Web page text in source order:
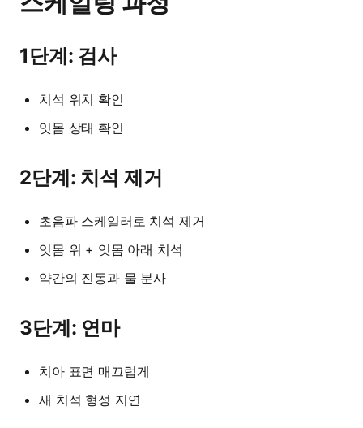
1단계: 검사
치석 위치 확인
잇몸 상태 확인
2단계: 치석 제거
초음파 스케일러로 치석 제거
잇몸 위 + 잇몸 아래 치석
약간의 진동과 물 분사
3단계: 연마
치아 표면 매끄럽게
새 치석 형성 지연